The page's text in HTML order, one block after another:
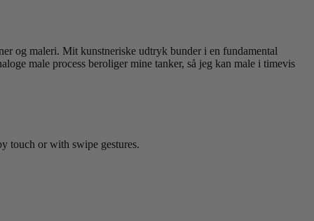
og maleri. Mit kunstneriske udtryk bunder i en fundamental
male process beroliger mine tanker, så jeg kan male i timevis
touch or with swipe gestures.